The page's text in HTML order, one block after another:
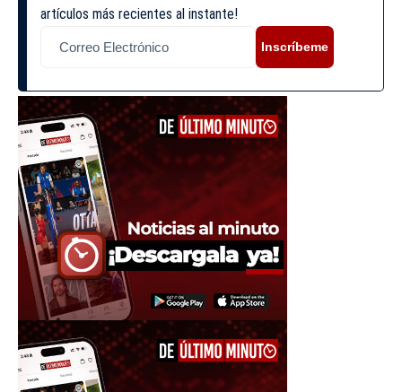
artículos más recientes al instante!
Inscríbeme